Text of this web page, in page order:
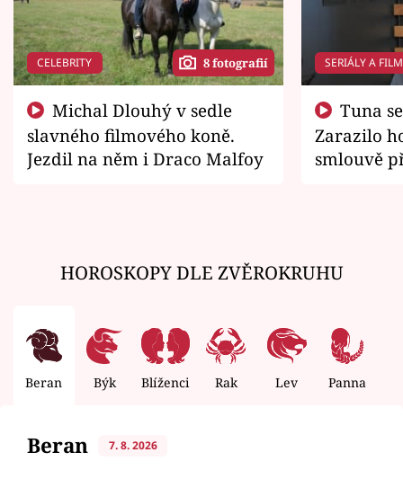
CELEBRITY 8 fotografií
slavného filmového koně.
Jezdil na něm i Draco Malfoy
SERIÁLY A
Zarazilo
smlouvě
HOROSKOPY DLE ZVĚROKRUHU
Beran Býk Blíženci Rak Lev Panna
Beran 7. 8. 2026